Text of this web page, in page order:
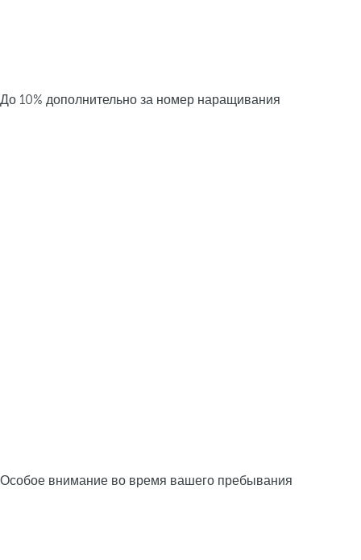
До 10% дополнительно за номер наращивания
Особое внимание во время вашего пребывания